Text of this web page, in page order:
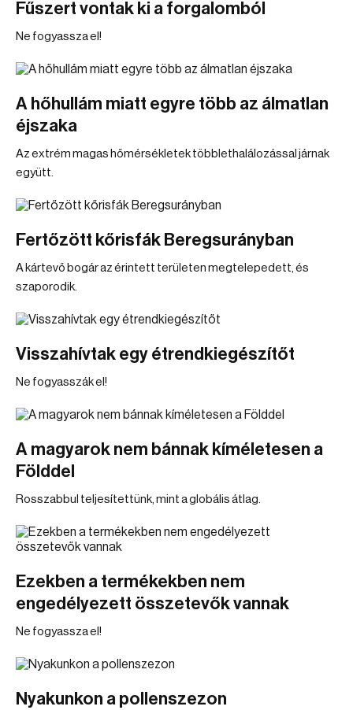
Fűszert vontak ki a forgalomból
Ne fogyassza el!
A hőhullám miatt egyre több az álmatlan
éjszaka
Az extrém magas hőmérsékletek többlethalálozással járnak
együtt.
Fertőzött kőrisfák Beregsurányban
A kártevő bogár az érintett területen megtelepedett, és
szaporodik.
Visszahívtak egy étrendkiegészítőt
Ne fogyasszák el!
A magyarok nem bánnak kíméletesen a
Földdel
Rosszabbul teljesítettünk, mint a globális átlag.
Ezekben a termékekben nem
engedélyezett összetevők vannak
Ne fogyassza el!
Nyakunkon a pollenszezon